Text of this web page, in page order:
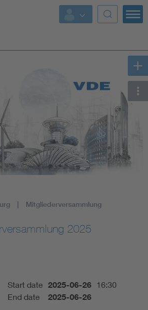
Mitgliederversammlung
2025
Start date 2025-06-26 16:30
End date
2025-06-26